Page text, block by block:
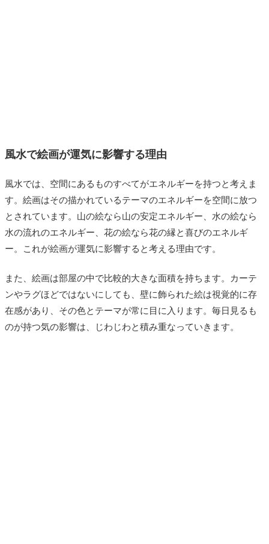
風水で絵画が運気に影響する理由
風水では、空間にあるものすべてがエネルギーを持つと考えま
す。絵画はその描かれているテーマのエネルギーを空間に放つ
とされています。山の絵なら山の安定エネルギー、水の絵なら
水の流れのエネルギー、花の絵なら花の縁と喜びのエネルギ
ー。これが絵画が運気に影響すると考える理由です。
また、絵画は部屋の中で比較的大きな面積を持ちます。カーテ
ンやラグほどではないにしても、壁に飾られた絵は視覚的に存
在感があり、その色とテーマが常に目に入ります。毎日見るも
のが持つ気の影響は、じわじわと積み重なっていきます。